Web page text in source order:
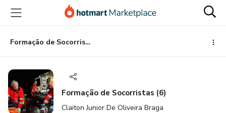
para
conteúdo
principal
para
pagamento
para
rodapé
Formação de Socorristas (6)
Formação de Socorristas (6)
Claiton Junior De Oliveira Braga